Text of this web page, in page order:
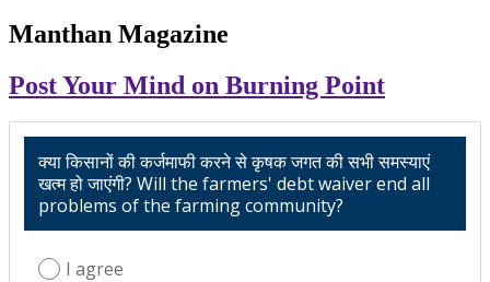
Manthan Magazine
Post Your Mind on Burning Point
क्या किसानों की कर्जमाफी करने से कृषक जगत की सभी समस्याएं
खत्म हो जाएंगी? Will the farmers' debt waiver end all
problems of the farming community?
I agree